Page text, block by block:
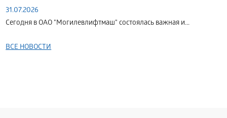
31.07.2026
Сегодня в ОАО "Могилевлифтмаш" состоялась важная и...
ВСЕ НОВОСТИ